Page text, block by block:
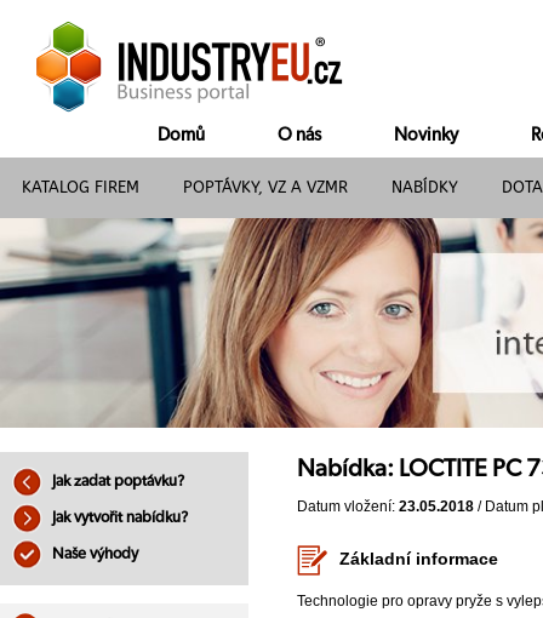
Domů O nás Novinky
KATALOG FIREM POPTÁVKY, VZ A VZMR NABÍDKY
Jak zadat poptávku?
Jak vytvořit nabídku?
Naše výhody
Nabídka: LOCTITE
Datum vložení: 23.05.2018 / Datum
Základní informace
Technologie pro opravy pryže s